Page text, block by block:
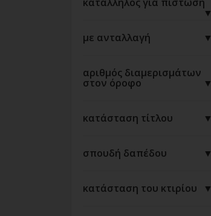
▼
με ανταλλαγή
▼
αριθμός διαμερισμάτων
στον όροφο ▼
κατάσταση τίτλου ▼
σπουδή δαπέδου ▼
κατάσταση του κτιρίου ▼